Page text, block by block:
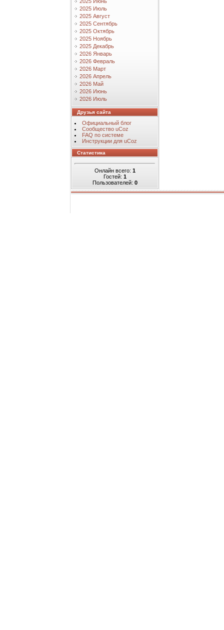
2025 Июль
2025 Август
2025 Сентябрь
2025 Октябрь
2025 Ноябрь
2025 Декабрь
2026 Январь
2026 Февраль
2026 Март
2026 Апрель
2026 Май
2026 Июнь
2026 Июль
Друзья сайта
Официальный блог
Сообщество uCoz
FAQ по системе
Инструкции для uCoz
Статистика
Онлайн всего: 1
Гостей: 1
Пользователей: 0